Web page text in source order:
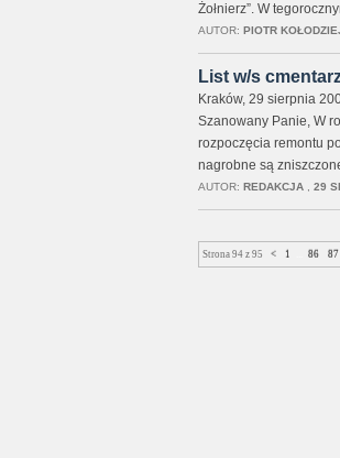
Żołnierz”. W
AUTOR: PIOTR
List w/s
Kraków, 29 sierpnia
Szanowany Panie, W
rozpoczęcia remontu
nagrobne są
AUTOR: REDAKCJA, 29
Strona 94 z 95 < 1 86 87